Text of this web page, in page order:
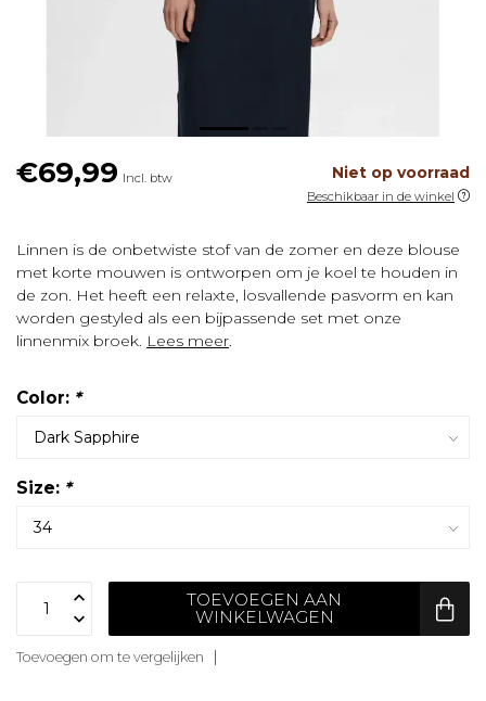
€69,99 Incl. btw Niet op voorraad
Beschikbaar in de winkel
Linnen is de onbetwiste stof van de zomer en deze blouse
met korte mouwen is ontworpen om je koel te houden in
de zon. Het heeft een relaxte, losvallende pasvorm en kan
worden gestyled als een bijpassende set met onze
linnenmix broek. Lees meer.
Color: *
Size: *
TOEVOEGEN AAN
WINKELWAGEN
Toevoegen om te vergelijken